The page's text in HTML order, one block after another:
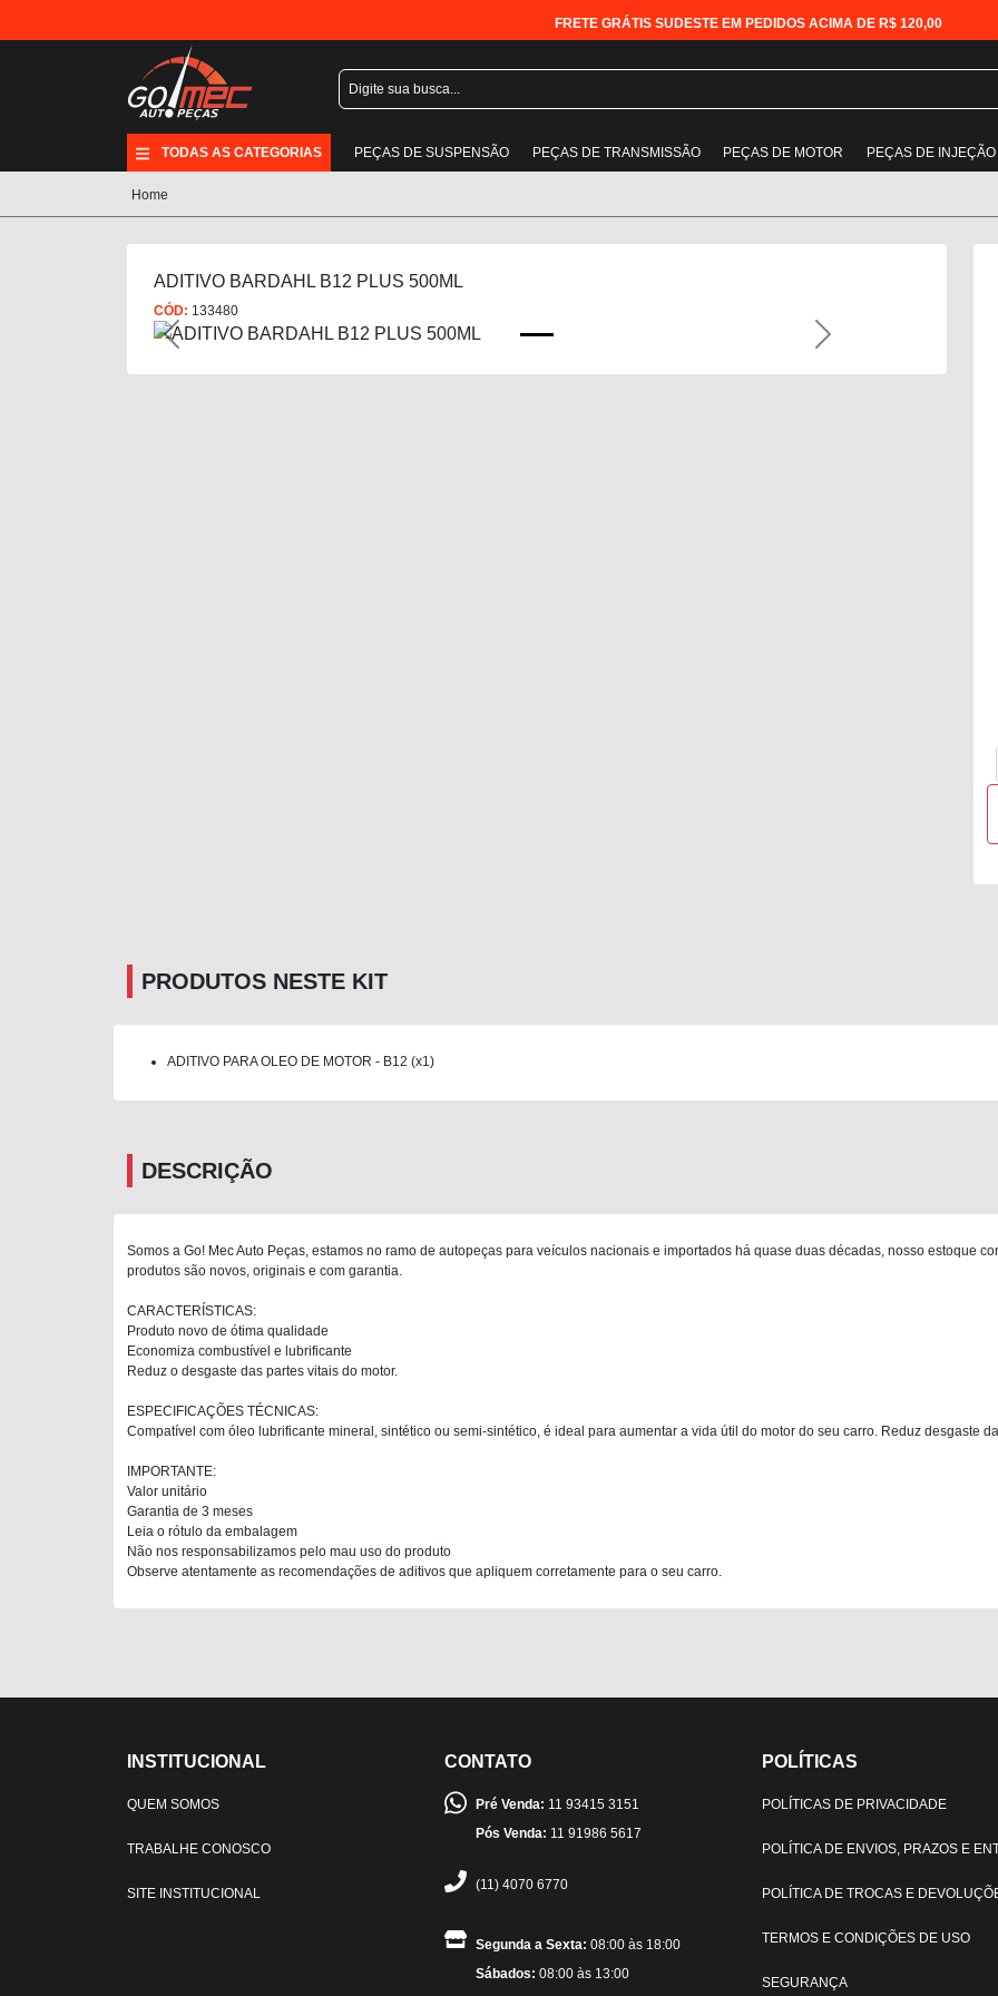
FRETE GRÁTIS SUDESTE EM PEDIDOS ACIMA DE R$ 120,00
TODAS AS CATEGORIAS PEÇAS DE SUSPENSÃO PEÇAS DE TRANSMISSÃO PEÇAS DE MOTOR PEÇAS DE
Home
ADITIVO BARDAHL B12 PLUS 500ML
CÓD: 133480
Previous Next
PRODUTOS NESTE KIT
ADITIVO PARA OLEO DE MOTOR - B12 (x1)
DESCRIÇÃO
Somos a Go! Mec Auto Peças, estamos no ramo de autopeças para veículos nacionais e importados há quase duas décadas, nosso estoque
produtos são novos, originais e com garantia.
CARACTERÍSTICAS:
Produto novo de ótima qualidade
Economiza combustível e lubrificante
Reduz o desgaste das partes vitais do motor.
ESPECIFICAÇÕES TÉCNICAS:
Compatível com óleo lubrificante mineral, sintético ou semi-sintético, é ideal para aumentar a vida útil do motor do seu carro. Reduz desgaste
IMPORTANTE:
Valor unitário
Garantia de 3 meses
Leia o rótulo da embalagem
Não nos responsabilizamos pelo mau uso do produto
Observe atentamente as recomendações de aditivos que apliquem corretamente para o seu carro.
INSTITUCIONAL
QUEM SOMOS
TRABALHE CONOSCO
SITE INSTITUCIONAL
CONTATO
Pré Venda: 11 93415 3151
Pós Venda: 11 91986 5617
(11) 4070 6770
Segunda a Sexta: 08:00 às 18:00
Sábados: 08:00 às 13:00
POLÍTICAS
POLÍTICAS DE PRIVACIDADE
POLÍTICA DE ENVIOS, PRAZOS E
POLÍTICA DE TROCAS E
TERMOS E CONDIÇÕES DE USO
SEGURANÇA